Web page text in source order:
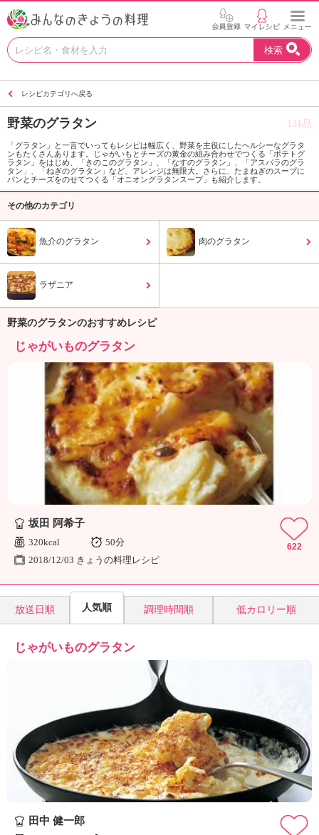
お
い
を
見
つ
け
N
H
デ
ュ
シ
ョ
ナ
ル
「
み
ん
な
の
き
料
検索
レシピカテゴリへ戻る
野菜のグラタン 131品
「グラタン」と一言でいってもレシピは幅広く、野菜を主役にしたヘルシーなグラタ
ンもたくさんあります。じゃがいもとチーズの黄金の組み合わせでつくる「ポテトグ
ラタン」をはじめ、「きのこのグラタン」、「なすのグラタン」、「アスパラのグラ
タン」、「ねぎのグラタン」など、アレンジは無限大。さらに、たまねぎのスープに
パンとチーズをのせてつくる「オニオングラタンスープ」も紹介します。
その他のカテゴリ
魚介のグラタン 肉のグラタン
ラザニア
野菜のグラタンのおすすめレシピ
じゃがいものグラタン
坂田 阿希子
320kcal
50分
2018/12/03 きょうの料理レシピ
622
放送日順 人気順 調理時間順 低カロリー順
じゃがいものグラタン
田中 健一郎